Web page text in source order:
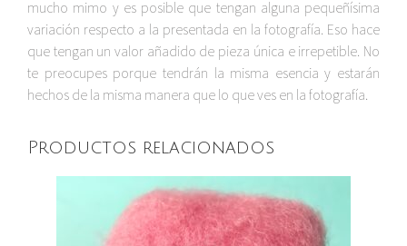
mucho mimo y es posible que tengan alguna pequeñísima
variación respecto a la presentada en la fotografía. Eso hace
que tengan un valor añadido de pieza única e irrepetible. No
te preocupes porque tendrán la misma esencia y estarán
hechos de la misma manera que lo que ves en la fotografía.
Productos relacionados